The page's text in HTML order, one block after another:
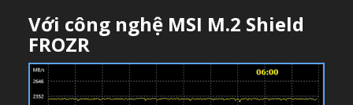
Với công nghệ MSI M.2 Shield
FROZR